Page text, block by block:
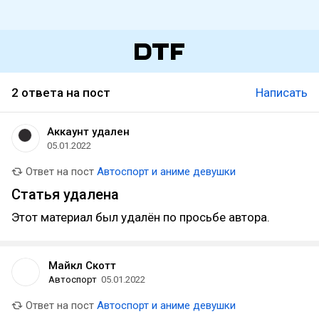
2 ответа на пост Написать
Аккаунт удален
05.01.2022
Ответ на пост Автоспорт и аниме девушки
Статья удалена
Этот материал был удалён по просьбе автора.
Майкл Скотт
Автоспорт 05.01.2022
Ответ на пост Автоспорт и аниме девушки